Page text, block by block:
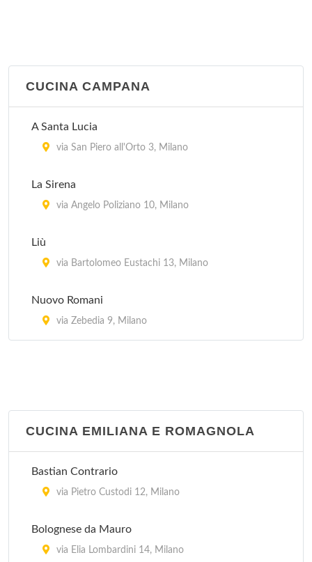
CUCINA CAMPANA
A Santa Lucia
via San Piero all'Orto 3, Milano
La Sirena
via Angelo Poliziano 10, Milano
Liù
via Bartolomeo Eustachi 13, Milano
Nuovo Romani
via Zebedia 9, Milano
CUCINA EMILIANA E ROMAGNOLA
Bastian Contrario
via Pietro Custodi 12, Milano
Bolognese da Mauro
via Elia Lombardini 14, Milano